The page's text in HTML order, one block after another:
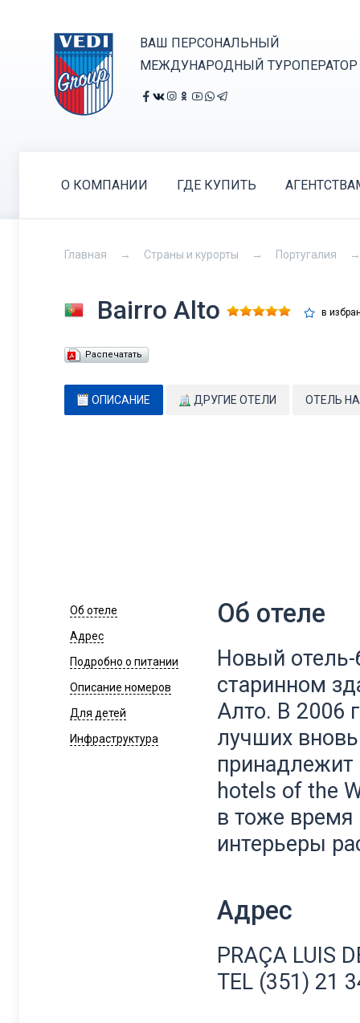
ВАШ ПЕРСОНАЛЬНЫЙ
МЕЖДУНАРОДНЫЙ ТУРОПЕРАТОР
О КОМПАНИИ ГДЕ КУПИТЬ
Главная Страны и курорты Португалия
Bairro Alto в
Распечатать
ОПИСАНИЕ ДРУГИЕ ОТЕЛИ ОТЕЛЬ
Об отеле
Адрес
Подробно о питании
Описание номеров
Для детей
Инфраструктура
Об отеле
Новый
старинном
Алто. В 2006
лучших
принадлежит
hotels of the
в тоже
интерьеры
Адрес
PRAÇA LUIS
TEL (351) 21